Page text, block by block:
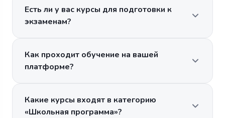
Есть ли у вас курсы для подготовки к
экзаменам?
Как проходит обучение на вашей
платформе?
Какие курсы входят в категорию
«Школьная программа»?